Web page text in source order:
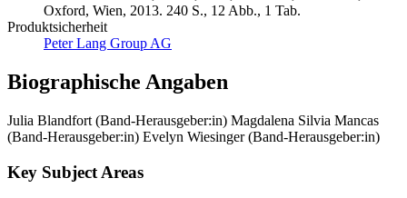
Oxford, Wien, 2013. 240 S., 12 Abb., 1 Tab.
Produktsicherheit
Peter Lang Group AG
Biographische Angaben
Julia Blandfort (Band-Herausgeber:in) Magdalena Silvia Mancas
(Band-Herausgeber:in) Evelyn Wiesinger (Band-Herausgeber:in)
Key Subject Areas